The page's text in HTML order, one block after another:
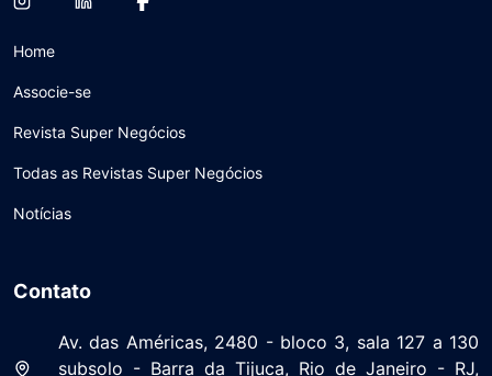
Home
Associe-se
Revista Super Negócios
Todas as Revistas Super Negócios
Notícias
Contato
Av. das Américas, 2480 - bloco 3, sala 127 a 130
subsolo - Barra da Tijuca, Rio de Janeiro - RJ,